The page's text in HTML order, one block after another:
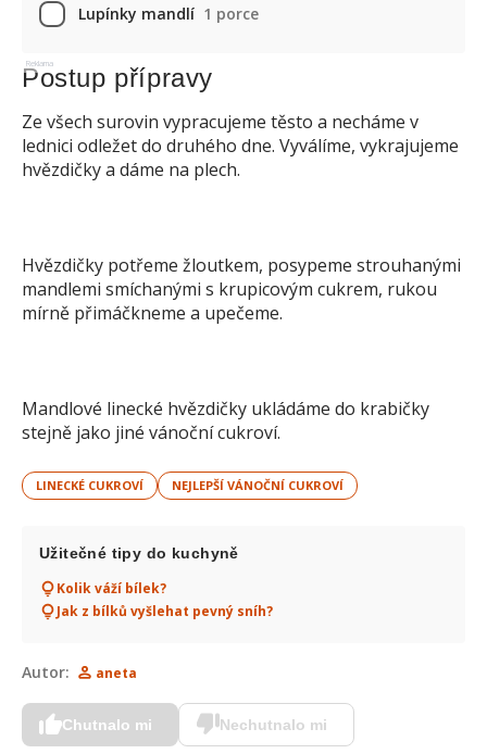
Lupínky mandlí 1 porce
Reklama
Postup přípravy
Ze všech surovin vypracujeme těsto a necháme v
lednici odležet do druhého dne. Vyválíme, vykrajujeme
hvězdičky a dáme na plech.
Hvězdičky potřeme žloutkem, posypeme strouhanými
mandlemi smíchanými s krupicovým cukrem, rukou
mírně přimáčkneme a upečeme.
Mandlové linecké hvězdičky ukládáme do krabičky
stejně jako jiné vánoční cukroví.
LINECKÉ CUKROVÍ NEJLEPŠÍ VÁNOČNÍ CUKROVÍ
Užitečné tipy do kuchyně
Kolik váží bílek?
Jak z bílků vyšlehat pevný sníh?
Autor: aneta
Chutnalo mi Nechutnalo mi